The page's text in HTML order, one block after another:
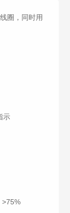
圈，同时用
示